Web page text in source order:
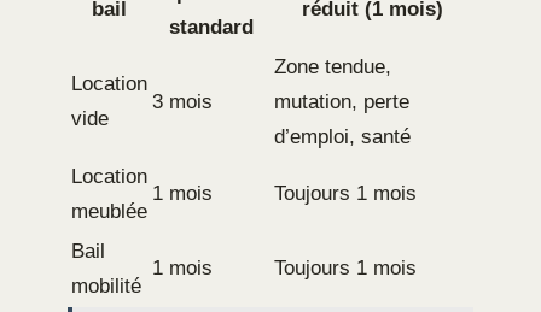
bail
standard
réduit (1 mois)
Location
vide
3 mois
Zone tendue,
mutation, perte
d’emploi, santé
Location
meublée
1 mois Toujours 1 mois
Bail
mobilité
1 mois Toujours 1 mois